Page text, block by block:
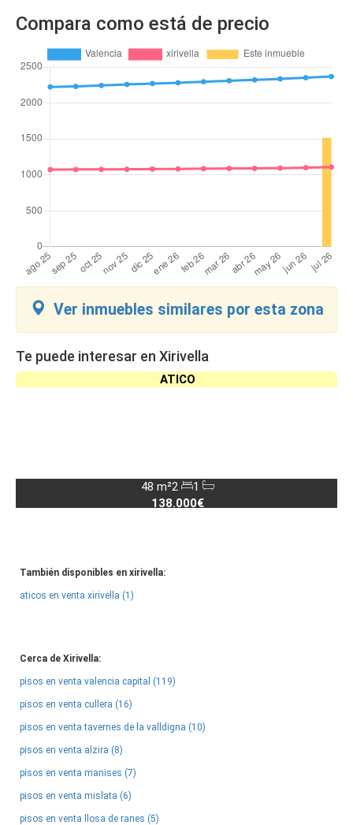
Compara como está de precio
Ver inmuebles similares por esta zona
Te puede interesar en Xirivella
ATICO
48 m²2
1
138.000€
También disponibles en xirivella:
aticos en venta xirivella (1)
Cerca de Xirivella:
pisos en venta valencia capital (119)
pisos en venta cullera (16)
pisos en venta tavernes de la valldigna (10)
pisos en venta alzira (8)
pisos en venta manises (7)
pisos en venta mislata (6)
pisos en venta llosa de ranes (5)